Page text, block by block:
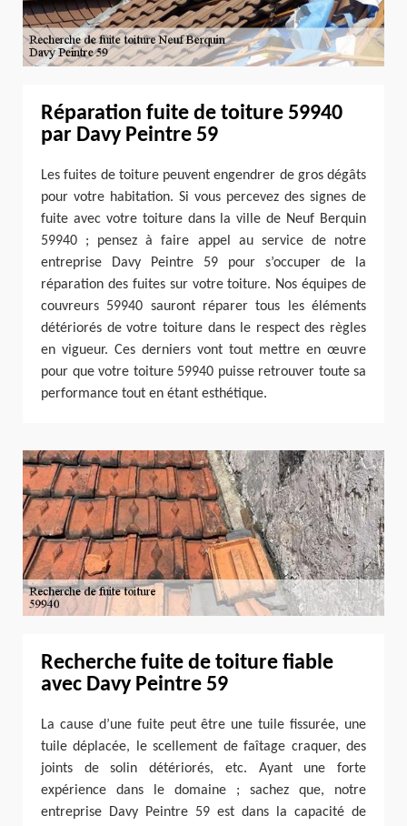
Réparation fuite de toiture 59940
par Davy Peintre 59
Les fuites de toiture peuvent engendrer de gros dégâts
pour votre habitation. Si vous percevez des signes de
fuite avec votre toiture dans la ville de Neuf Berquin
59940 ; pensez à faire appel au service de notre
entreprise Davy Peintre 59 pour s’occuper de la
réparation des fuites sur votre toiture. Nos équipes de
couvreurs 59940 sauront réparer tous les éléments
détériorés de votre toiture dans le respect des règles
en vigueur. Ces derniers vont tout mettre en œuvre
pour que votre toiture 59940 puisse retrouver toute sa
performance tout en étant esthétique.
Recherche fuite de toiture fiable
avec Davy Peintre 59
La cause d’une fuite peut être une tuile fissurée, une
tuile déplacée, le scellement de faîtage craquer, des
joints de solin détériorés, etc. Ayant une forte
expérience dans le domaine ; sachez que, notre
entreprise Davy Peintre 59 est dans la capacité de